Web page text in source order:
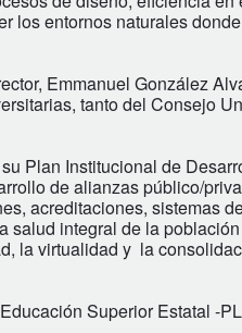
los entornos naturales
Emmanuel González
tanto del Consejo
Plan Institucional de
de alianzas público/
acreditaciones, sistemas
salud integral de la
la virtualidad y la
Superior Estatal -